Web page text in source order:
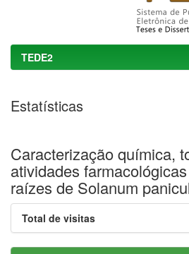
TEDE2
Estatísticas
Caracterização química,
atividades
raízes de Solanum
Total de visitas